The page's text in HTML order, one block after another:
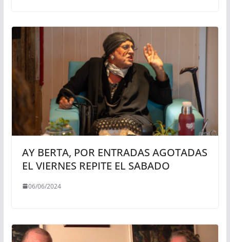
AY BERTA, POR ENTRADAS AGOTADAS
EL VIERNES REPITE EL SABADO
06/06/2024